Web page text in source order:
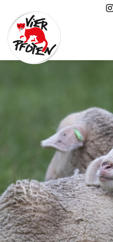
Kampagnen
Tiere
Jobs
Presse
FAQs
Newsletter
Kontakt
Spenden
Patenschaft